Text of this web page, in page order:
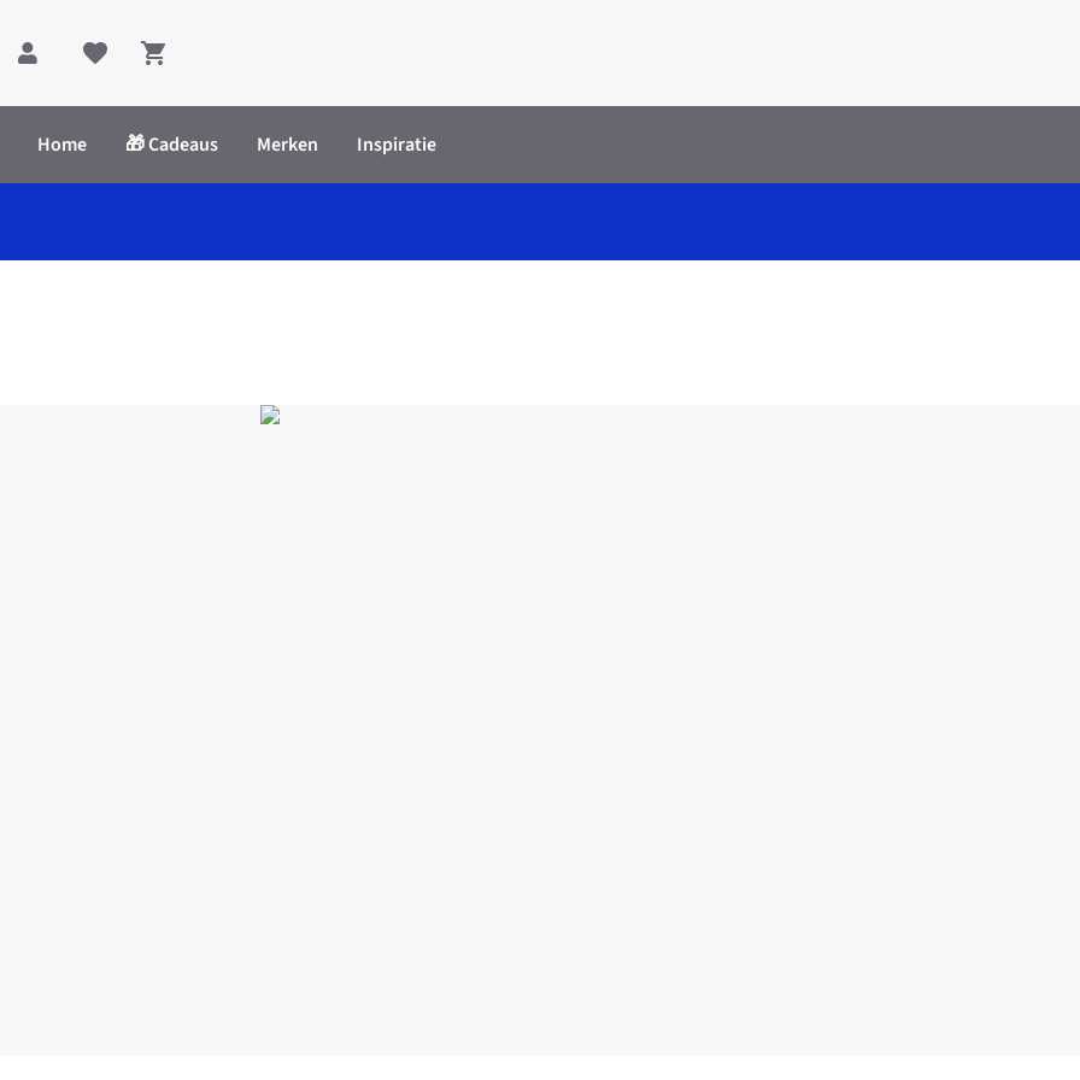
Shopping cart
Home 🎁 Cadeaus Merken Inspiratie